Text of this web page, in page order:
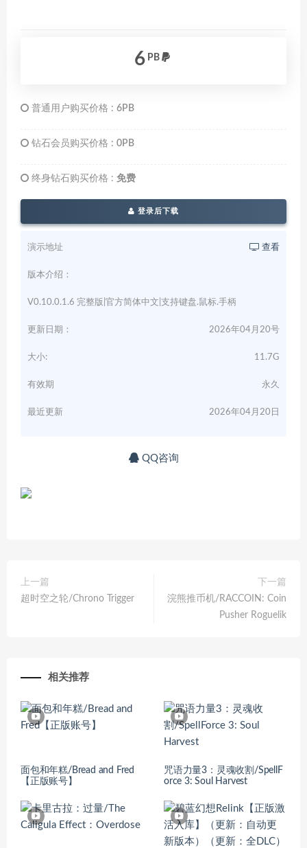
6 PB
普通用户购买价格 : 6PB
钻石会员购买价格 : 0PB
终身钻石购买价格 : 免费
登录后下载
演示地址 查看
版本介绍：
V0.10.0.1.6 完整版|官方简体中文|支持键盘.鼠标.手柄
更新日期： 2026年04月20号
大小: 11.7G
有效期 永久
最近更新 2026年04月20日
QQ咨询
上一篇
超时空之轮/Chrono Trigger
下一篇
浣熊推币机/RACCOIN: Coin
Pusher Roguelik
相关推荐
面包和年糕/Bread and Fred
【正版账号】
咒语力量3：灵魂收割/SpellF
orce 3: Soul Harvest